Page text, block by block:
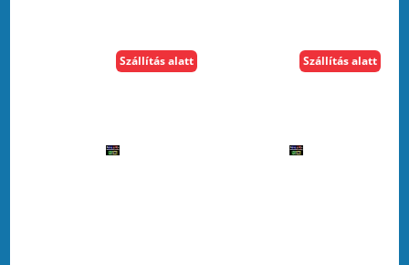
Szállítás alatt Szállítás alatt